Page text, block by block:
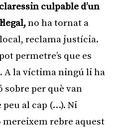
culpable d’un
no ha tornat a
reclama justícia.
permetre’s que es
A la víctima ningú li ha
per què van
al cap (…). Ni
rebre aquest